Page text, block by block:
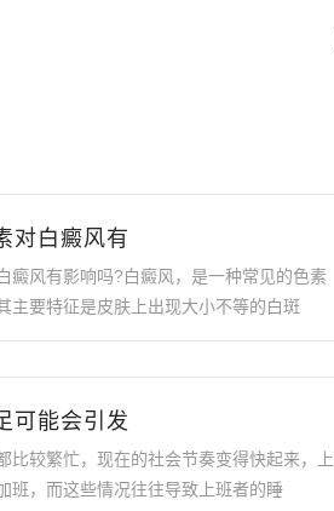
对白癜风有
癜风有影响吗?白癜风，是一种常见的色素
主要特征是皮肤上出现大小不等的白斑
可能会引发
比较繁忙，现在的社会节奏变得快起来，上
班，而这些情况往往导致上班者的睡